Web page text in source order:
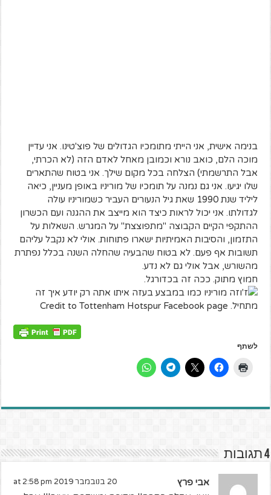
בנימה אישית, אני הייתי מתומכיו הגדולים של פוצ'טינו. אני עדיין
מוכה הלם, כואב נורא וכמובן מאחל לאדם הזה (לא הכרתי,
אבל התרשמתי) הצלחה בכל מקום שילך. אני בטוח שהתארים
שלו יגיעו. אני גם נמנה על תומכיו של מוריניו באופן מעניין, כיאה
ליליד שנת 1990 שאת גיל הנעורים העביר כשמוריניו עולה
לגדולתו. אני יכול לראות כיצד הוא מייצב את ההגנה ועם הכשרון
ההתקפי הקיים הקבוצה "מתפוצצת" על המגרש. השאלות על
התזמון, והסיבות האמיתיות ישארו פתוחות. אולי לא נקבל עליהם
תשובות אף פעם. לא בטוח שהבעיה שהחלה השנה בכלל נפתרת
מהשורש, אבל אולי גם לא נדע.
חמוץ מתוק. ככה זה בכדורגל.
לשתף
4 תגובות
אבי פרץ 20 בנובמבר 2019 at 2:58 pm